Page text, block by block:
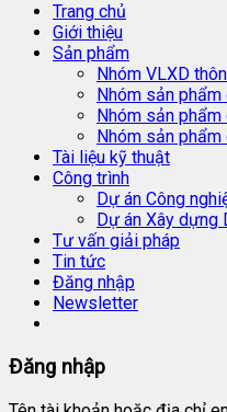
Trang chủ
Giới thiệu
Sản phẩm
Nhóm VLXD
Nhóm sản
Nhóm sản
Nhóm sản
Tài liệu kỹ thuật
Công trình
Dự án Công
Dự án Xây dựng
Tư vấn giải pháp
Tin tức
Đăng nhập
Newsletter
Đăng nhập